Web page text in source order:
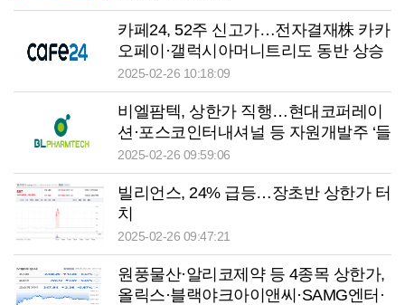
카페24, 52주 신고가…전자결재株 카카
오페이·갤럭시아머니트리도 동반 상승
2025-02-26 10:18:09
비엘팜텍, 상한가 직행…현대코퍼레이
션·포스코인터내셔널 등 자원개발주 ‘들
썩’
2025-02-26 09:59:06
빌리언스, 24% 급등…장초반 상한가 터
치
2025-02-26 09:47:21
원풍물산·알리코제약 등 4종목 상한가,
올릭스·블랙야크아이앤씨·SAMG엔터·